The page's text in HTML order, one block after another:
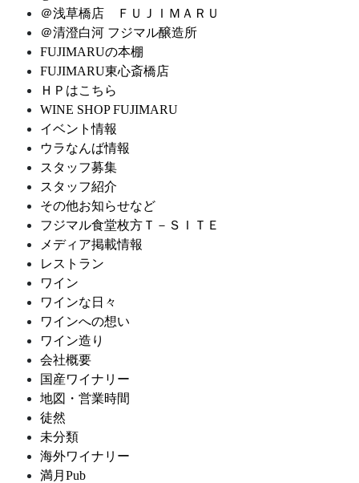
＠浅草橋店 ＦＵＪＩＭＡＲＵ
＠清澄白河 フジマル醸造所
FUJIMARUの本棚
FUJIMARU東心斎橋店
ＨＰはこちら
WINE SHOP FUJIMARU
イベント情報
ウラなんば情報
スタッフ募集
スタッフ紹介
その他お知らせなど
フジマル食堂枚方Ｔ－ＳＩＴＥ
メディア掲載情報
レストラン
ワイン
ワインな日々
ワインへの想い
ワイン造り
会社概要
国産ワイナリー
地図・営業時間
徒然
未分類
海外ワイナリー
満月Pub